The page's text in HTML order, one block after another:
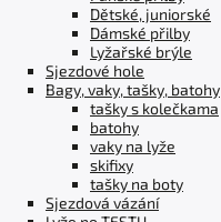
Dětské, juniorské
Dámské přilby
Lyžařské brýle
Sjezdové hole
Bagy, vaky, tašky, batohy
tašky s kolečkama
batohy
vaky na lyže
skifixy
tašky na boty
Sjezdová vázání